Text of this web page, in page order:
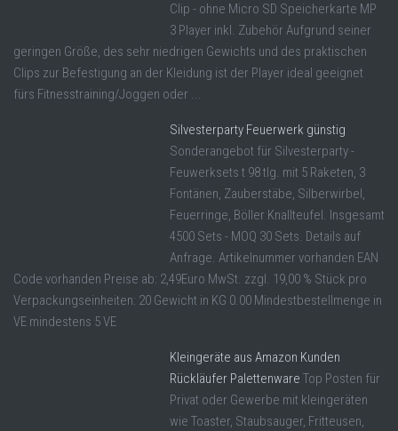
Clip - ohne Micro SD Speicherkarte MP
3 Player inkl. Zubehör Aufgrund seiner
geringen Größe, des sehr niedrigen Gewichts und des praktischen
Clips zur Befestigung an der Kleidung ist der Player ideal geeignet
fürs Fitnesstraining/Joggen oder ...
Silvesterparty Feuerwerk günstig
Sonderangebot für Silvesterparty -
Feuwerksets t 98 tlg. mit 5 Raketen, 3
Fontänen, Zauberstäbe, Silberwirbel,
Feuerringe, Böller Knallteufel. Insgesamt
4500 Sets - MOQ 30 Sets. Details auf
Anfrage. Artikelnummer vorhanden EAN
Code vorhanden Preise ab: 2,49Euro MwSt. zzgl. 19,00 % Stück pro
Verpackungseinheiten: 20 Gewicht in KG 0.00 Mindestbestellmenge in
VE mindestens 5 VE
Kleingeräte aus Amazon Kunden
Rückläufer Palettenware Top Posten für
Privat oder Gewerbe mit kleingeräten
wie Toaster, Staubsauger, Fritteusen,